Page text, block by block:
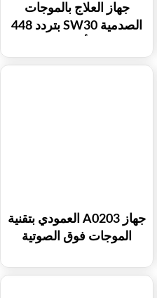
جهاز العلاج بالموجات
الصدمية SW30 بتردد 448
جهاز A0203 العمودي بتقنية
الموجات فوق الصوتية